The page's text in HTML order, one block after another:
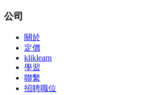
公司
關於
定價
kliklearn
學習
聯繫
招聘職位